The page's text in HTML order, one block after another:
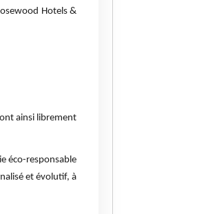
Hotels &
ainsi librement
éco-responsable
et évolutif, à